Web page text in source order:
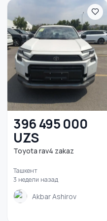
396 495 000
UZS
Toyota rav4 zakaz
Ташкент
3 недели назад
Akbar Ashirov